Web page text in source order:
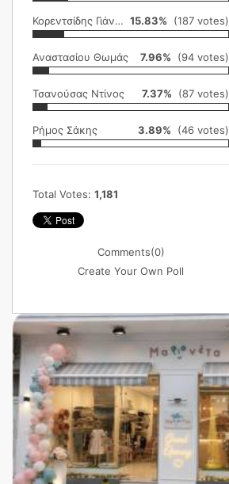
Κορεντσίδης Γιάννης 15.83% (187 votes)
Αναστασίου Θωμάς 7.96% (94 votes)
Τσανούσας Ντίνος 7.37% (87 votes)
Ρήμος Σάκης 3.89% (46 votes)
Total Votes: 1,181
Comments(0)
Create Your Own Poll